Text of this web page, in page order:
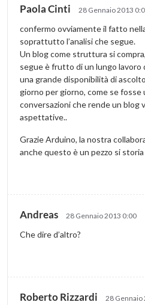
Paola Cinti 28 Gennaio 2013
confermo ovviamente il fatto
soprattutto l’analisi che segue.
Un blog come struttura si
segue è frutto di un lungo lavoro
una grande disponibilità di
giorno per giorno, come se
conversazioni che rende un blog
aspettative..
Grazie Arduino, la nostra
anche questo è un pezzo si storia
Andreas 28 Gennaio 2013 0:00
Che dire d’altro?
Roberto Rizzardi 28 Gennaio